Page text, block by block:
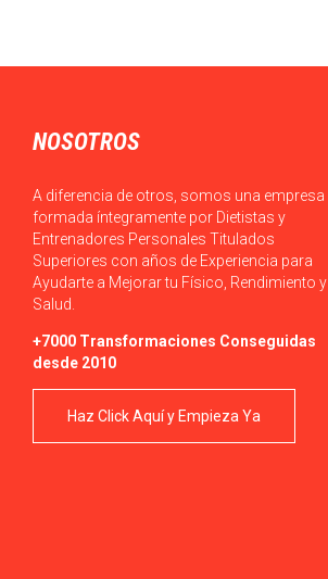
NOSOTROS
A diferencia de otros, somos una empresa
formada íntegramente por Dietistas y
Entrenadores Personales Titulados
Superiores con años de Experiencia para
Ayudarte a Mejorar tu Físico, Rendimiento y
Salud.
+7000 Transformaciones Conseguidas
desde 2010
Haz Click Aquí y Empieza Ya